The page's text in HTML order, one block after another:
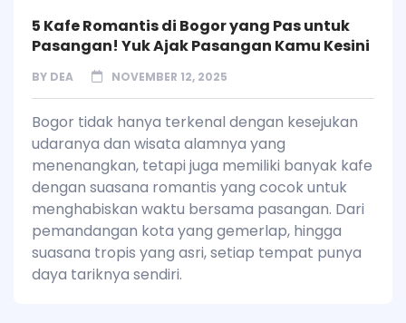
5 Kafe Romantis di Bogor yang Pas untuk
Pasangan! Yuk Ajak Pasangan Kamu Kesini
BY DEA NOVEMBER 12, 2025
Bogor tidak hanya terkenal dengan kesejukan
udaranya dan wisata alamnya yang
menenangkan, tetapi juga memiliki banyak kafe
dengan suasana romantis yang cocok untuk
menghabiskan waktu bersama pasangan. Dari
pemandangan kota yang gemerlap, hingga
suasana tropis yang asri, setiap tempat punya
daya tariknya sendiri.